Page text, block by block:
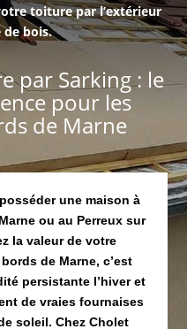
toiture par l’extérieur
de bois.
par Sarking : le
pour les
de Marne
une maison à
ou au Perreux sur
la valeur de votre
de Marne, c’est
persistante l’hiver et
de vraies fournaises
soleil. Chez Cholet